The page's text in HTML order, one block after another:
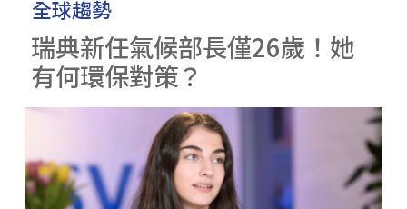
全球趨勢
瑞典新任氣候部長僅26歲！她
有何環保對策？